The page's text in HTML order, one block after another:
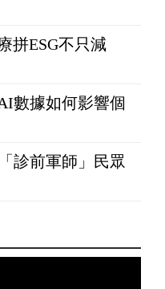
拼ESG不只減
數據如何影響個
診前軍師」民眾